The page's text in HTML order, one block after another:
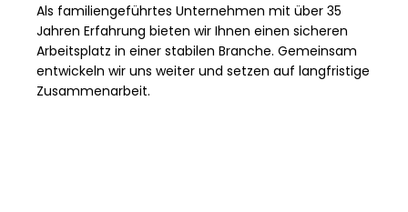
Als familiengeführtes Unternehmen mit über 35
Jahren Erfahrung bieten wir Ihnen einen sicheren
Arbeitsplatz in einer stabilen Branche. Gemeinsam
entwickeln wir uns weiter und setzen auf langfristige
Zusammenarbeit.